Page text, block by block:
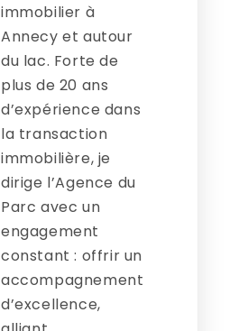
immobilier à
Annecy et autour
du lac. Forte de
plus de 20 ans
d’expérience dans
la transaction
immobilière, je
dirige l’Agence du
Parc avec un
engagement
constant : offrir un
accompagnement
d’excellence,